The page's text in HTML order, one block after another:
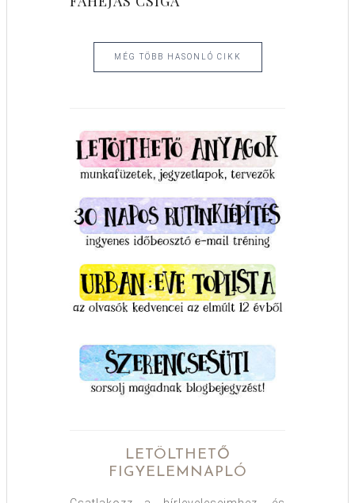
MÉG TÖBB HASONLÓ CIKK
LETÖLTHETŐ
FIGYELEMNAPLÓ